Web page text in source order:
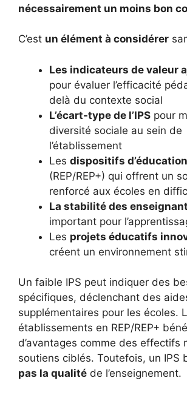
nécessairement un moins bon
C’est un élément à considérer
Les indicateurs de valeur
pour évaluer l’efficacité
delà du contexte social
L’écart-type de l’IPS pour
diversité sociale au sein de
l’établissement
Les dispositifs
(REP/REP+) qui offrent un
renforcé aux écoles en
La stabilité des
important pour
Les projets éducatifs
créent un environnement
Un faible IPS peut indiquer des
spécifiques, déclenchant des
supplémentaires pour les écoles.
établissements en REP/REP+
d’avantages comme des effectifs
soutiens ciblés. Toutefois, un IPS
pas la qualité de l’enseignement.